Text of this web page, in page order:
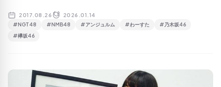
2017.08.26 2026.01.14
#NGT48 #NMB48 #アンジュルム #わーすた
#乃木坂46
#欅坂46